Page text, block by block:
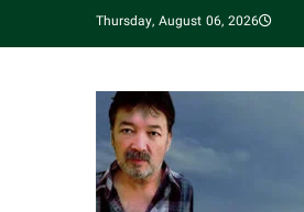
Thursday, August 06, 2026